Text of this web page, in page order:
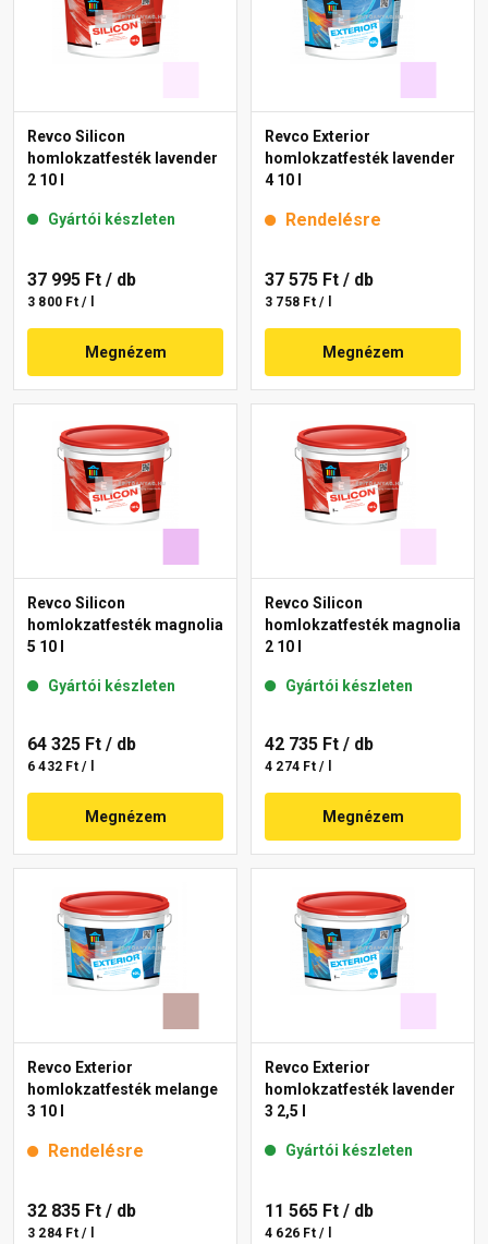
Revco Silicon
homlokzatfesték lavender
2 10 l
Gyártói készleten
37 995 Ft / db
3 800 Ft / l
Megnézem
Revco Exterior
homlokzatfesték lavender
4 10 l
Rendelésre
37 575 Ft / db
3 758 Ft / l
Megnézem
Revco Silicon
homlokzatfesték magnolia
5 10 l
Gyártói készleten
64 325 Ft / db
6 432 Ft / l
Megnézem
Revco Silicon
homlokzatfesték magnolia
2 10 l
Gyártói készleten
42 735 Ft / db
4 274 Ft / l
Megnézem
Revco Exterior
homlokzatfesték melange
3 10 l
Rendelésre
32 835 Ft / db
3 284 Ft / l
Revco Exterior
homlokzatfesték lavender
3 2,5 l
Gyártói készleten
11 565 Ft / db
4 626 Ft / l